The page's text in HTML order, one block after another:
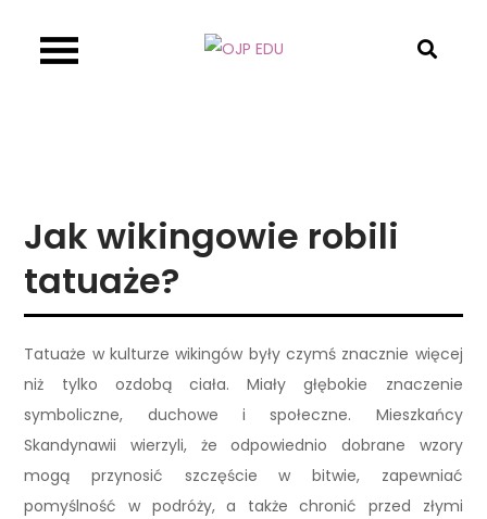
Jak wikingowie robili
tatuaże?
Tatuaże w kulturze wikingów były czymś znacznie więcej
niż tylko ozdobą ciała. Miały głębokie znaczenie
symboliczne, duchowe i społeczne. Mieszkańcy
Skandynawii wierzyli, że odpowiednio dobrane wzory
mogą przynosić szczęście w bitwie, zapewniać
pomyślność w podróży, a także chronić przed złymi